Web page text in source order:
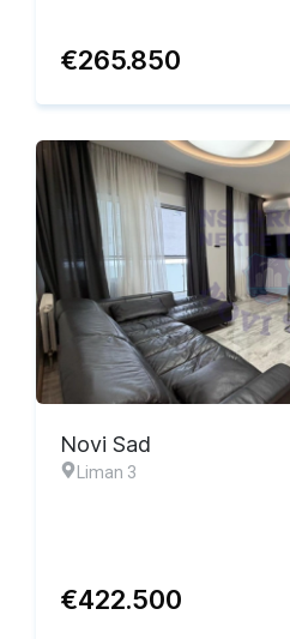
€265.850
Novi Sad
Liman 3
€422.500